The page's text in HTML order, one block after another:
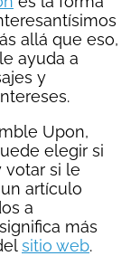
allá que eso,
ayuda a
y
Upon,
elegir si
votar si le
artículo
a
más
sitio web.